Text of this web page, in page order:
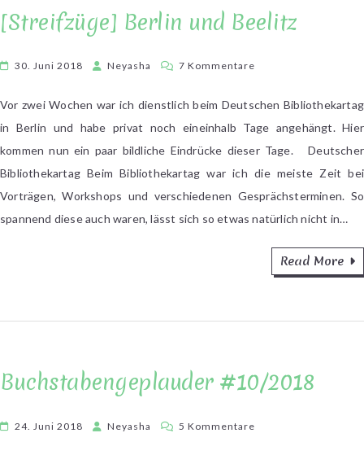
[Streifzüge] Berlin und Beelitz
30. Juni 2018 Neyasha 7 Kommentare
Berlin
Vor zwei Wochen war ich dienstlich beim Deutschen Bibliothekartag
in Berlin und habe privat noch eineinhalb Tage angehängt. Hier
kommen nun ein paar bildliche Eindrücke dieser Tage. Deutscher
Bibliothekartag Beim Bibliothekartag war ich die meiste Zeit bei
Vorträgen, Workshops und verschiedenen Gesprächsterminen. So
spannend diese auch waren, lässt sich so etwas natürlich nicht in…
Read More
Buchstabengeplauder #10/2018
24. Juni 2018 Neyasha 5 Kommentare